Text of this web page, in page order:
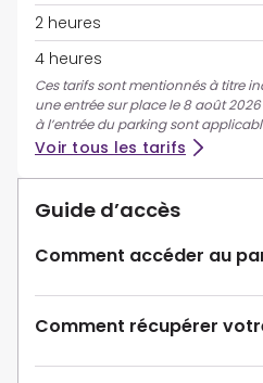
2 heures
4 heures
Ces tarifs sont mentionnés à titre
une entrée sur place le 8 août
à l’entrée du parking sont
Voir tous les tarifs
Guide d’accès
Comment accéder au
Comment récupérer